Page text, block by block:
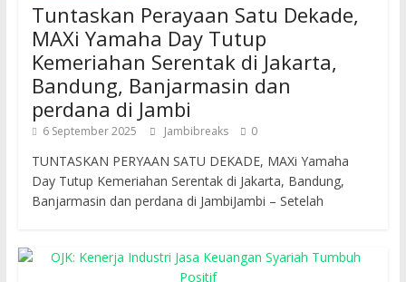
Tuntaskan Perayaan Satu Dekade,
MAXi Yamaha Day Tutup
Kemeriahan Serentak di Jakarta,
Bandung, Banjarmasin dan
perdana di Jambi
6 September 2025 Jambibreaks 0
TUNTASKAN PERYAAN SATU DEKADE, MAXi Yamaha
Day Tutup Kemeriahan Serentak di Jakarta, Bandung,
Banjarmasin dan perdana di JambiJambi – Setelah